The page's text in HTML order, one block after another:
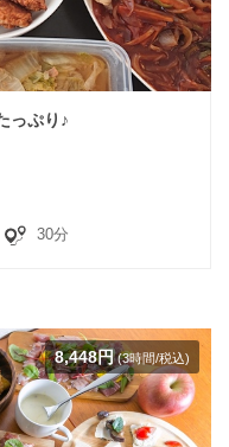
っぷり♪
30分
8,448円(3時間/税込)